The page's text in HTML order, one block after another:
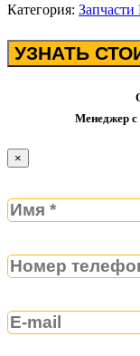
Категория:
УЗНАТЬ
Менеджер с
×